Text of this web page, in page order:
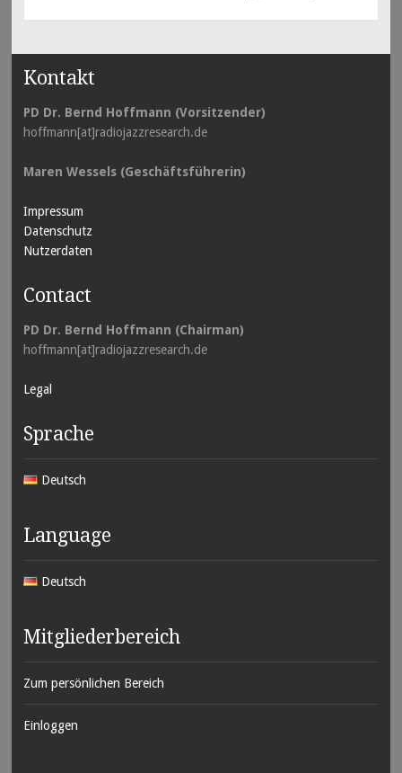
Kontakt
PD Dr. Bernd Hoffmann (Vorsitzender)
hoffmann[at]radiojazzresearch.de
Maren Wessels (Geschäftsführerin)
Impressum
Datenschutz
Nutzerdaten
Contact
PD Dr. Bernd Hoffmann (Chairman)
hoffmann[at]radiojazzresearch.de
Legal
Sprache
Deutsch
Language
Deutsch
Mitgliederbereich
Zum persönlichen Bereich
Einloggen